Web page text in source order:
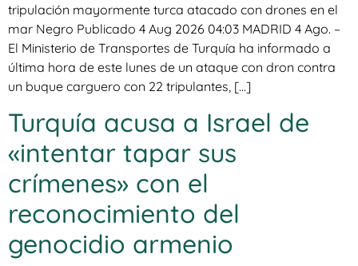
tripulación mayormente turca atacado con drones en el
mar Negro Publicado 4 Aug 2026 04:03 MADRID 4 Ago. –
El Ministerio de Transportes de Turquía ha informado a
última hora de este lunes de un ataque con dron contra
un buque carguero con 22 tripulantes, […]
Turquía acusa a Israel de
«intentar tapar sus
crímenes» con el
reconocimiento del
genocidio armenio